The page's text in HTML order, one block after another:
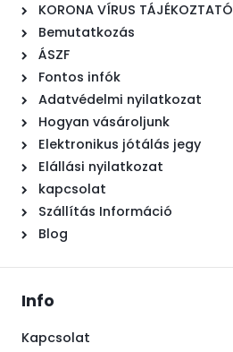
KORONA VÍRUS TÁJÉKOZTATÓ
Bemutatkozás
ÁSZF
Fontos infók
Adatvédelmi nyilatkozat
Hogyan vásároljunk
Elektronikus jótálás jegy
Elállási nyilatkozat
kapcsolat
Szállítás Információ
Blog
Info
Kapcsolat